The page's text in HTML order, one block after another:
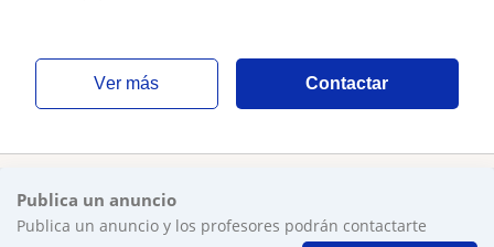
ver más Contactar
Publica un anuncio
Publica un anuncio y los profesores podrán contactarte